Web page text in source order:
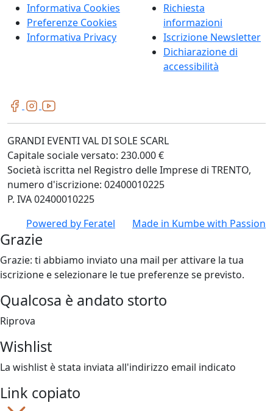
Informativa Cookies
Preferenze Cookies
Informativa Privacy
Richiesta
informazioni
Iscrizione Newsletter
Dichiarazione di
accessibilità
GRANDI EVENTI VAL DI SOLE SCARL
Capitale sociale versato: 230.000 €
Società iscritta nel Registro delle Imprese di TRENTO,
numero d'iscrizione: 02400010225
P. IVA 02400010225
Powered by Feratel Made in Kumbewith Passion
Grazie
Grazie: ti abbiamo inviato una mail per attivare la tua
iscrizione e selezionare le tue preferenze se previsto.
Qualcosa è andato storto
Riprova
Wishlist
La wishlist è stata inviata all'indirizzo email indicato
Link copiato